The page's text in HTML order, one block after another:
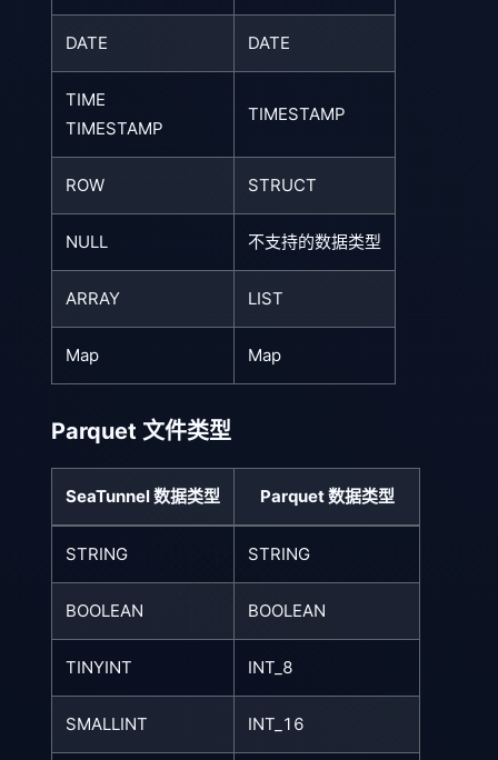
DATE DATE
TIME
TIMESTAMP
TIMESTAMP
ROW STRUCT
NULL 不支持的数据类型
ARRAY LIST
Map Map
Parquet 文件类型
SeaTunnel 数据类型 Parquet 数据类型
STRING STRING
BOOLEAN BOOLEAN
TINYINT INT_8
SMALLINT INT_16